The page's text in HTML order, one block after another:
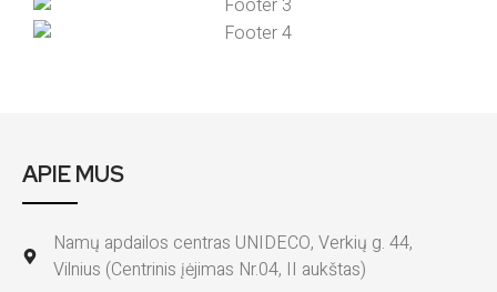
APIE MUS
Namų apdailos centras UNIDECO, Verkių g. 44,
Vilnius (Centrinis įėjimas Nr.04, II aukštas)